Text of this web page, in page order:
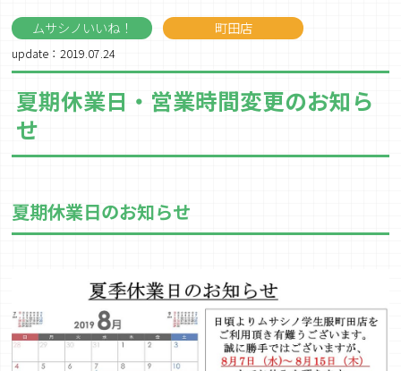
ムサシノいいね！ 町田店
update：2019.07.24
夏期休業日・営業時間変更のお知ら
せ
夏期休業日のお知らせ